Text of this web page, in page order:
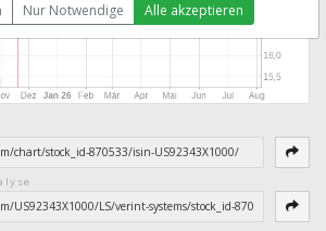
Nur Notwendige Alle akzeptieren